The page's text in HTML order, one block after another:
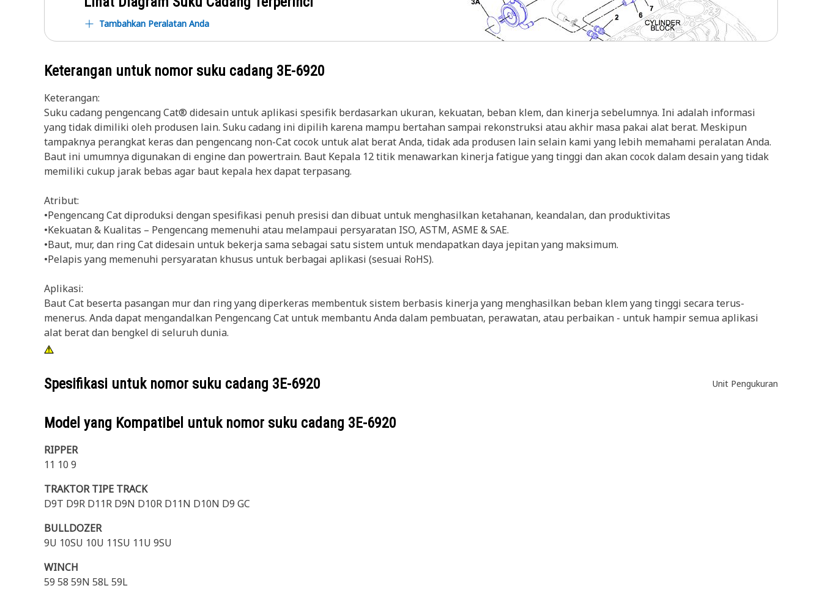
Tambahkan Peralatan Anda
Keterangan untuk nomor suku cadang 3E-6920
Keterangan:
Suku cadang pengencang Cat® didesain untuk aplikasi spesifik berdasarkan ukuran, kekuatan, beban klem, dan kinerja sebelumnya. Ini adalah informasi
yang tidak dimiliki oleh produsen lain. Suku cadang ini dipilih karena mampu bertahan sampai rekonstruksi atau akhir masa pakai alat berat. Meskipun
tampaknya perangkat keras dan pengencang non-Cat cocok untuk alat berat Anda, tidak ada produsen lain selain kami yang lebih memahami peralatan Anda.
Baut ini umumnya digunakan di engine dan powertrain. Baut Kepala 12 titik menawarkan kinerja fatigue yang tinggi dan akan cocok dalam desain yang tidak
memiliki cukup jarak bebas agar baut kepala hex dapat terpasang.
Atribut:
•Pengencang Cat diproduksi dengan spesifikasi penuh presisi dan dibuat untuk menghasilkan ketahanan, keandalan, dan produktivitas
•Kekuatan & Kualitas – Pengencang memenuhi atau melampaui persyaratan ISO, ASTM, ASME & SAE.
•Baut, mur, dan ring Cat didesain untuk bekerja sama sebagai satu sistem untuk mendapatkan daya jepitan yang maksimum.
•Pelapis yang memenuhi persyaratan khusus untuk berbagai aplikasi (sesuai RoHS).
Aplikasi:
Baut Cat beserta pasangan mur dan ring yang diperkeras membentuk sistem berbasis kinerja yang menghasilkan beban klem yang tinggi secara terus-
menerus. Anda dapat mengandalkan Pengencang Cat untuk membantu Anda dalam pembuatan, perawatan, atau perbaikan - untuk hampir semua aplikasi
alat berat dan bengkel di seluruh dunia.
Spesifikasi untuk nomor suku cadang 3E-6920 Unit Pengukuran
Model yang Kompatibel untuk nomor suku cadang 3E-6920
RIPPER
11 10 9
TRAKTOR TIPE TRACK
D9T D9R D11R D9N D10R D11N D10N D9 GC
BULLDOZER
9U 10SU 10U 11SU 11U 9SU
WINCH
59 58 59N 58L 59L